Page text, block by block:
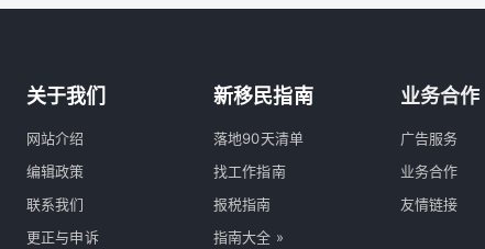
关于我们
网站介绍
编辑政策
联系我们
更正与申诉
新移民指南
落地90天清单
找工作指南
报税指南
指南大全 »
业务合作
广告服务
业务合作
友情链接